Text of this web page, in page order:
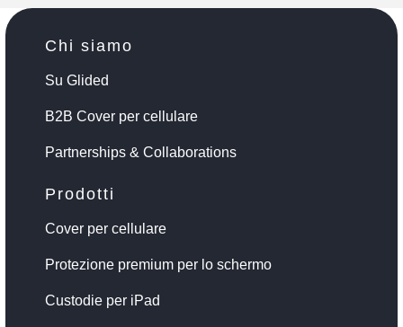
Chi siamo
Su Glided
B2B Cover per cellulare
Partnerships & Collaborations
Prodotti
Cover per cellulare
Protezione premium per lo schermo
Custodie per iPad